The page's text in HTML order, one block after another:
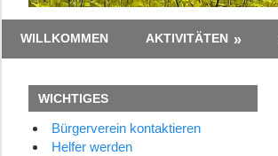
Bürgerverein
e.V.
Gemeinsam
–
Zusammen
WILLKOMMEN AKTIVITÄTEN
WICHTIGES
Bürgerverein kontaktieren
Helfer werden